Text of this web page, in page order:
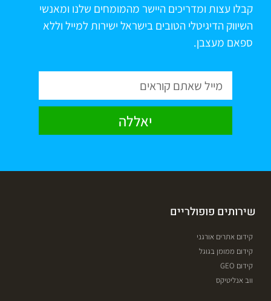
קבלו עצות ומדריכים היישר מהמומחים שלנו ומאנשי
השיווק הדיגיטלי הטובים בישראל ישירות למייל וללא
ספאם מעצבן.
יאללה
שירותים פופולריים
קידום אתרים אורגני
קידום ממומן בגוגל
קידום GEO
ווב אנליטיקס